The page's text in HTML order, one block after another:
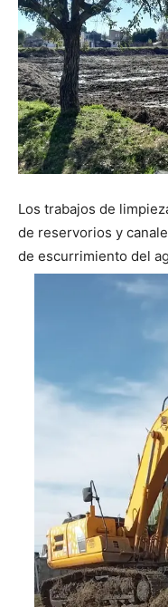
Los trabajos de
de reservorios y
de escurrimiento del